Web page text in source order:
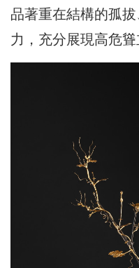
品著重在結構的孤
力，充分展現高危聳